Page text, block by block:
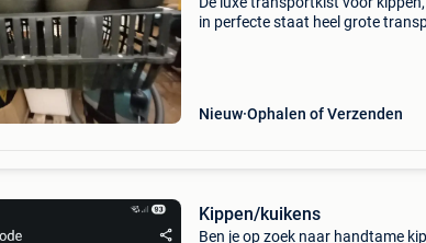
in perfecte staat heel grote
Nieuw Ophalen of Verzenden
Kippen/kuikens
Ben je op zoek naar handtame